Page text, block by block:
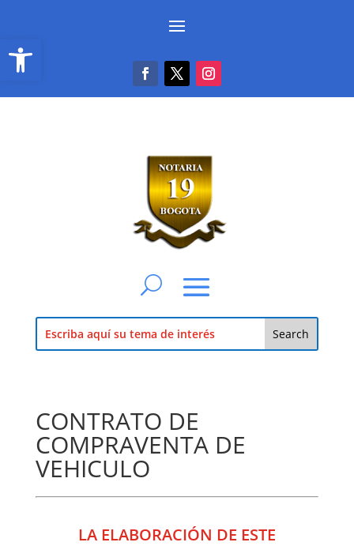
Abrir barra de herramientas
CONTRATO DE
COMPRAVENTA DE
VEHICULO
LA ELABORACIÓN DE ESTE